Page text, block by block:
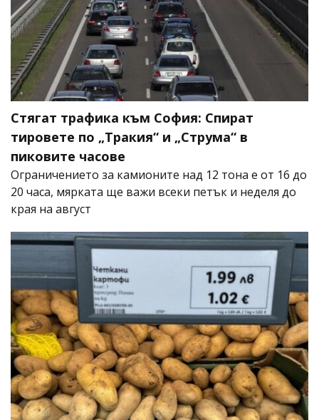
Стягат трафика към София: Спират
тировете по „Тракия“ и „Струма“ в
пиковите часове
Ограничението за камионите над 12 тона е от 16 до
20 часа, мярката ще важи всеки петък и неделя до
края на август